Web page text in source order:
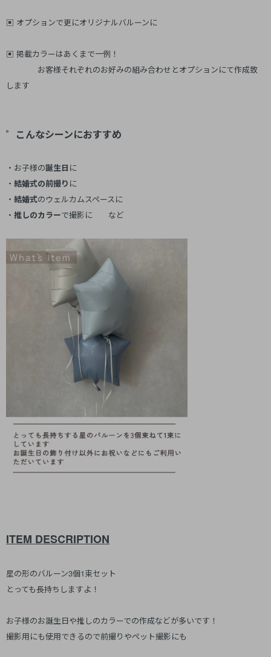
▣ オプションで更にオリジナルバルーンに
▣ 掲載カラーはあくまで一例！
お客様それぞれのお好みの組み合わせとオプションにて作成致
します
゜こんなシーンにおすすめ
・お子様の誕生日 に
・ 結婚式の前撮り に
・ 結婚式のウェルカムスペースに
・ 推しのカラーで撮影に など
ITEM DESCRIPTION
星の形のバルーン3個1束セット
とっても長持ちしますよ！
お子様のお誕生日や推しのカラーでの作成などが多いです！
撮影用にも使用できるので前撮りやペット撮影にも